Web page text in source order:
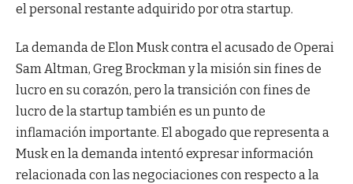
el personal restante adquirido por otra startup.
La demanda de Elon Musk contra el acusado de Operai
Sam Altman, Greg Brockman y la misión sin fines de
lucro en su corazón, pero la transición con fines de
lucro de la startup también es un punto de
inflamación importante. El abogado que representa a
Musk en la demanda intentó expresar información
relacionada con las negociaciones con respecto a la